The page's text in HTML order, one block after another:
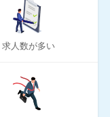
求人数が多い